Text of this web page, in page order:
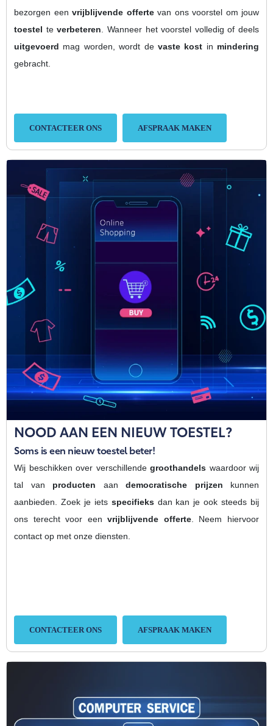
bezorgen een vrijblijvende offerte van ons voorstel om jouw
toestel teverbeteren. Wanneer het voorstel volledig of deels
uitgevoerd mag worden, wordt de vaste kost in mindering
gebracht.
CONTACTEER ONS AFSPRAAK MAKEN
NOOD AAN EEN NIEUW TOESTEL?
Soms is een nieuw toestel beter!
Wij beschikken over verschillende groothandels waardoor wij
tal van producten aan democratische prijzen kunnen
aanbieden. Zoek je iets specifieks dan kan je ook steeds bij
ons terecht voor eenvrijblijvende offerte. Neem hiervoor
contact op met onze diensten.
CONTACTEER ONS AFSPRAAK MAKEN